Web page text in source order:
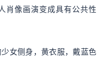
肖像画演变成具有公共性
女侧身，黄衣服，戴蓝色